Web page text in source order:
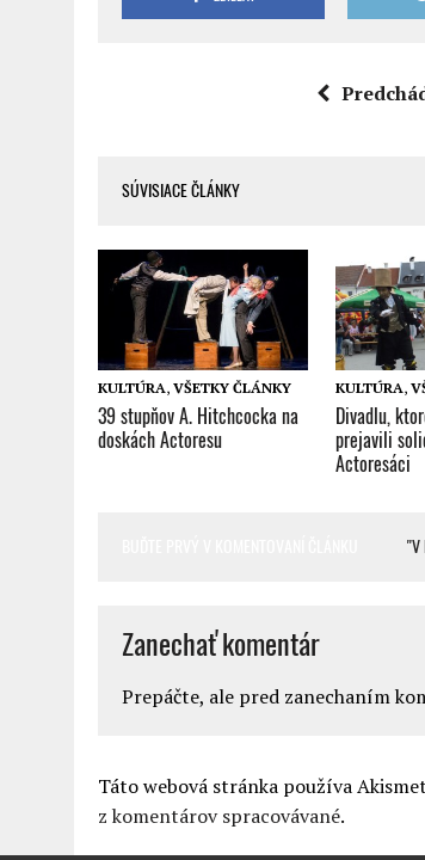
SÚVISIACE ČLÁNKY
KULTÚRA, VŠETKY ČLÁNKY
39 stupňov A. Hitchcocka na
doskách Actoresu
KULTÚRA,
Divadlu,
prejavili
Actoresáci
"V
Zanechať komentár
Prepáčte, ale pred zanechaním
Táto webová stránka používa
z komentárov spracovávané.